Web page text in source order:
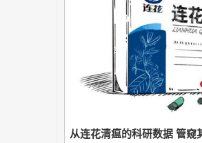
从连花清瘟的科研数据 管窥